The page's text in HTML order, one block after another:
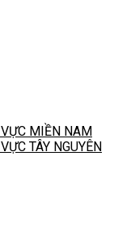
MIỀN NAM
TÂY NGUYÊN